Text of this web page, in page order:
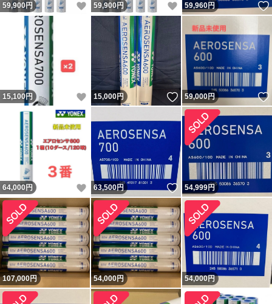
59,900円 いいね！
59,900円 いいね！
59,960円
15,100円 いいね！
15,000円 いいね！
59,000円
64,000円 いいね！
63,500円 いいね！
54,999円
107,000円 54,000円 54,000円